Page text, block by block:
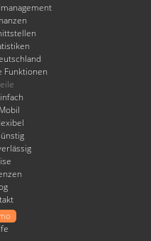
Funktionen
Mobil